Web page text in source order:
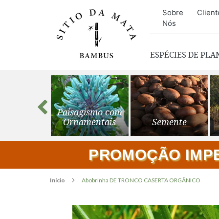
Sobre
Nós
ESPÉCIES DE
Paisagismo com
Ornamentais
Semente
PROMOÇÃO
Início Abobrinha DE TRONCO CASERTA ORGÂNICO